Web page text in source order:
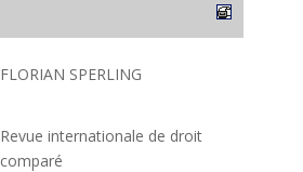
FLORIAN SPERLING
Revue internationale de droit
comparé